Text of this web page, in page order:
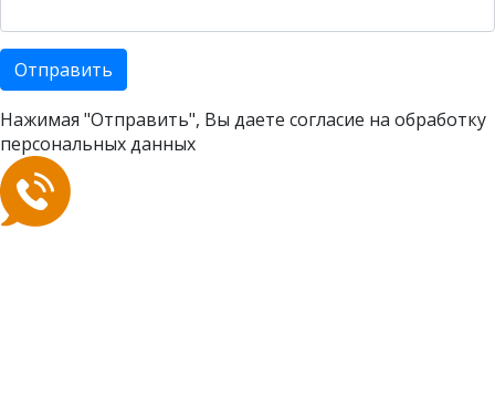
Отправить
Нажимая "Отправить", Вы даете согласие на обработку
персональных данных